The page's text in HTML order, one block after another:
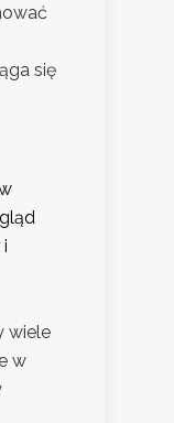
się
wiele
w